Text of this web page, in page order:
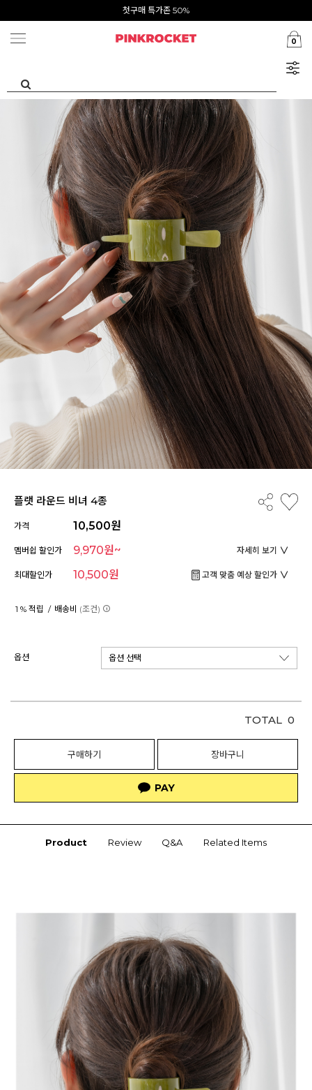
Summer Clearance ~80%
0
플랫 라운드 비녀 4종
가격 10,500원
멤버쉽 할인가 9,970원~ 자세히 보기
최대할인가 10,500원 고객 맞춤 예상 할인가
1 % 적립 / 배송비 (조건)
옵션
TOTAL 0
구매하기 장바구니
Product Review Q&A Related Items